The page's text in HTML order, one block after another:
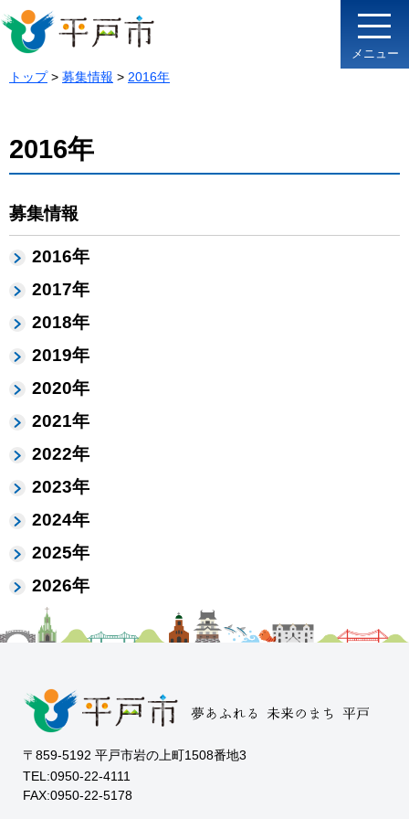
メニュー
トップ> 募集情報 > 2016年
募集情報
2016年
2017年
2018年
2019年
2020年
2021年
2022年
2023年
2024年
2025年
2026年
2016年
〒859-5192 平戸市岩の上町1508番地3
TEL:0950-22-4111
FAX:0950-22-5178